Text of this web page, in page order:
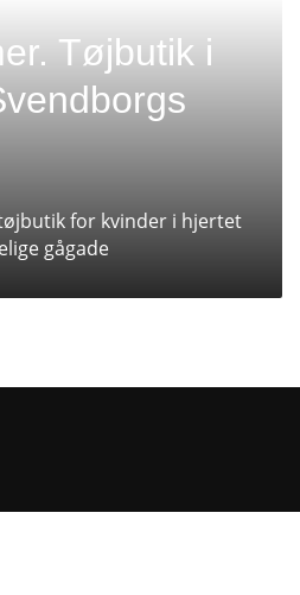
Tøjbutik i
for kvinder i hjertet
gågade